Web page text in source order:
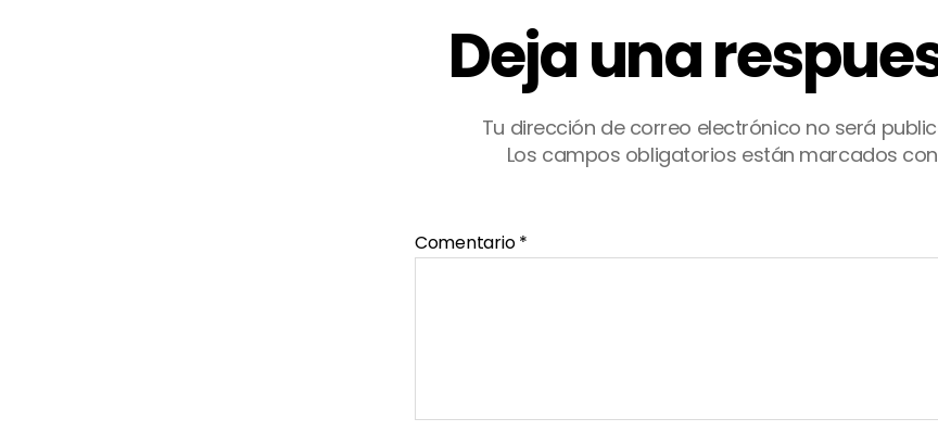
Deja una
Tu dirección de correo electrónico no será
Los campos obligatorios están marcados con
Comentario*